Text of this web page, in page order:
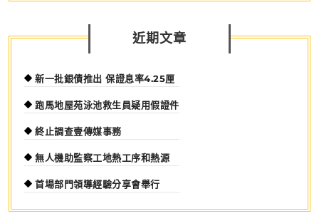
近期文章
新一批銀債推出 保證息率4.25厘
跑馬地屋苑泳池救生員疑用假證件
終止調查壹傳媒事務
無人機助監察工地熱工序和熱源
首場部門領導經驗分享會舉行